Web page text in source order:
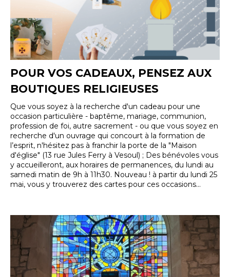
POUR VOS CADEAUX, PENSEZ AUX
BOUTIQUES RELIGIEUSES
Que vous soyez à la recherche d'un cadeau pour une
occasion particulière - baptême, mariage, communion,
profession de foi, autre sacrement - ou que vous soyez en
recherche d'un ouvrage qui concourt à la formation de
l’esprit, n'hésitez pas à franchir la porte de la "Maison
d'église" (13 rue Jules Ferry à Vesoul) ; Des bénévoles vous
y accueilleront, aux horaires de permanences, du lundi au
samedi matin de 9h à 11h30. Nouveau ! à partir du lundi 25
mai, vous y trouverez des cartes pour ces occasions...